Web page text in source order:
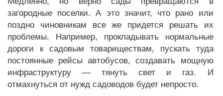
загородные поселки. А это значит, что рано или
поздно чиновникам все же придется решать их
проблемы. Например, прокладывать нормальные
дороги к садовым товариществам, пускать туда
постоянные рейсы автобусов, создавать мощную
инфраструктуру — тянуть свет и газ. И
отмахнуться от нужд садоводов будет непросто.